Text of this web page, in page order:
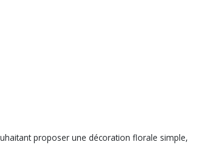
proposer une décoration florale simple,